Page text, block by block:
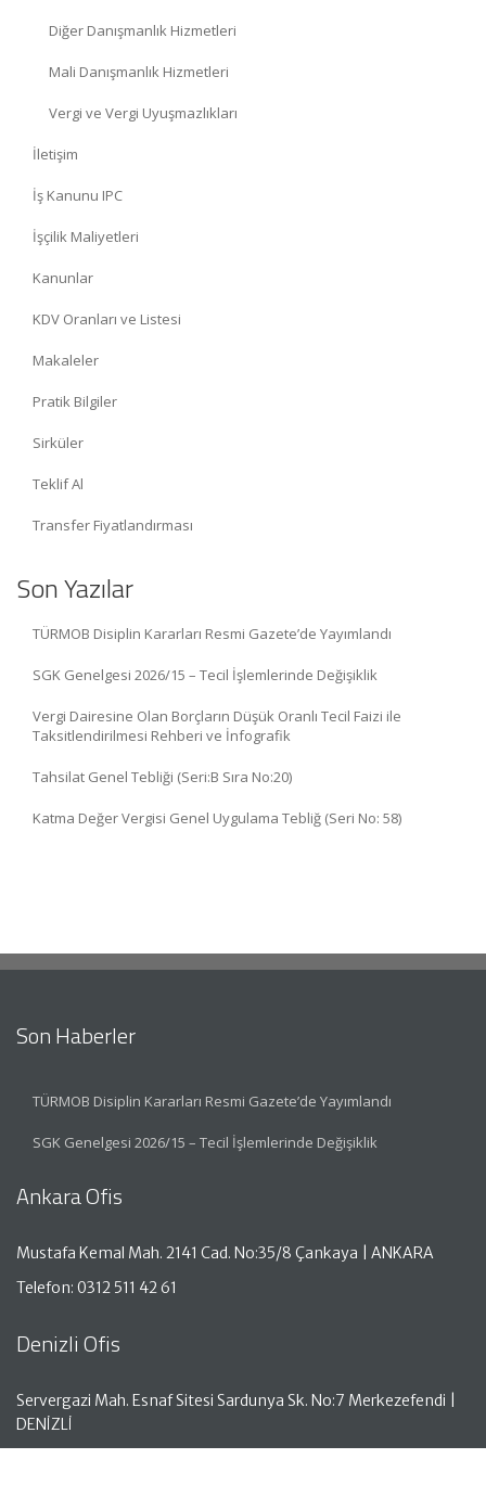
Diğer Danışmanlık Hizmetleri
Mali Danışmanlık Hizmetleri
Vergi ve Vergi Uyuşmazlıkları
İletişim
İş Kanunu IPC
İşçilik Maliyetleri
Kanunlar
KDV Oranları ve Listesi
Makaleler
Pratik Bilgiler
Sirküler
Teklif Al
Transfer Fiyatlandırması
Son Yazılar
TÜRMOB Disiplin Kararları Resmi Gazete’de Yayımlandı
SGK Genelgesi 2026/15 – Tecil İşlemlerinde Değişiklik
Vergi Dairesine Olan Borçların Düşük Oranlı Tecil Faizi ile
Taksitlendirilmesi Rehberi ve İnfografik
Tahsilat Genel Tebliği (Seri:B Sıra No:20)
Katma Değer Vergisi Genel Uygulama Tebliğ (Seri No: 58)
Son Haberler
TÜRMOB Disiplin Kararları Resmi Gazete’de Yayımlandı
SGK Genelgesi 2026/15 – Tecil İşlemlerinde Değişiklik
Ankara Ofis
Mustafa Kemal Mah. 2141 Cad. No:35/8 Çankaya | ANKARA
Telefon: 0312 511 42 61
Denizli Ofis
Servergazi Mah. Esnaf Sitesi Sardunya Sk. No:7 Merkezefendi |
DENİZLİ